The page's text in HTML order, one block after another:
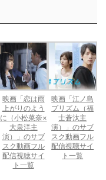
映画「恋は雨
上がりのよう
に（小松菜奈×
大泉洋主
演）」のサブ
スク動画フル
配信視聴サイ
ト一覧
映画「江ノ島
プリズム（福
士蒼汰主
演）」のサブ
スク動画フル
配信視聴サイ
ト一覧